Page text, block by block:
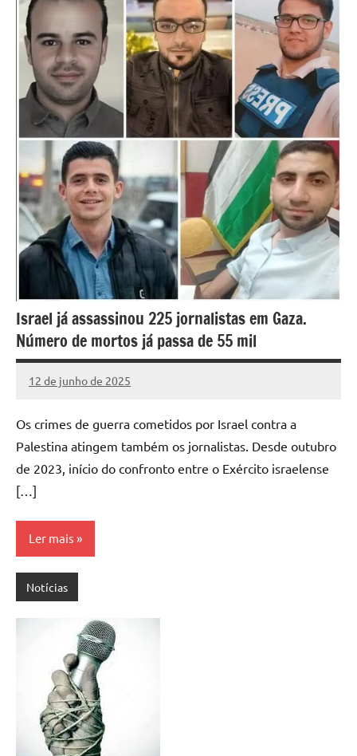
Israel já assassinou 225 jornalistas em Gaza.
Número de mortos já passa de 55 mil
12 de junho de 2025
Assessoria
Nenhum
Os crimes de guerra cometidos por Israel contra a
Palestina atingem também os jornalistas. Desde outubro
de 2023, início do confronto entre o Exército israelense
[…]
Ler mais
Notícias